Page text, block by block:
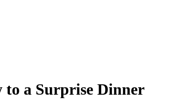
to a Surprise Dinner